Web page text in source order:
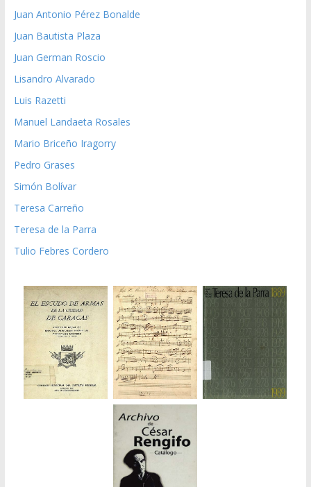
Juan Antonio Pérez Bonalde
Juan Bautista Plaza
Juan German Roscio
Lisandro Alvarado
Luis Razetti
Manuel Landaeta Rosales
Mario Briceño Iragorry
Pedro Grases
Simón Bolívar
Teresa Carreño
Teresa de la Parra
Tulio Febres Cordero